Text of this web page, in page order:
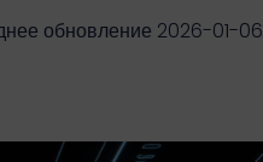
обновление 2026-01-06